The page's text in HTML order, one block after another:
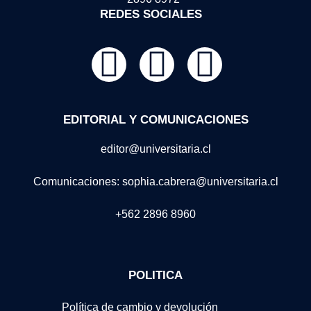
REDES SOCIALES
EDITORIAL Y COMUNICACIONES
editor@universitaria.cl
Comunicaciones: sophia.cabrera@universitaria.cl
+562 2896 8960
POLITICA
Política de cambio y devolución